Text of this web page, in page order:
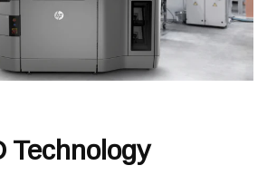
Technology